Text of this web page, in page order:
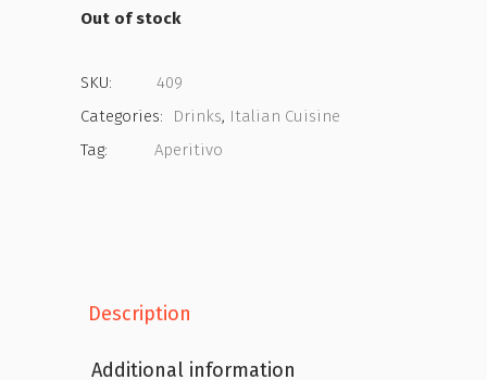
Out of stock
SKU:
409
Categories:
Drinks, Italian Cuisine
Tag:
Aperitivo
Description
Additional information